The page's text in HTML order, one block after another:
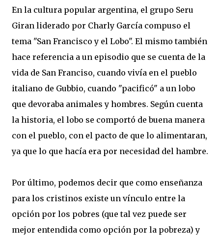
En la cultura popular argentina, el grupo Seru
Giran liderado por Charly García compuso el
tema "San Francisco y el Lobo". El mismo también
hace referencia a un episodio que se cuenta de la
vida de San Franciso, cuando vivía en el pueblo
italiano de Gubbio, cuando "pacificó" a un lobo
que devoraba animales y hombres. Según cuenta
la historia, el lobo se comportó de buena manera
con el pueblo, con el pacto de que lo alimentaran,
ya que lo que hacía era por necesidad del hambre.
Por último, podemos decir que como enseñanza
para los cristinos existe un vínculo entre la
opción por los pobres (que tal vez puede ser
mejor entendida como opción por la pobreza) y